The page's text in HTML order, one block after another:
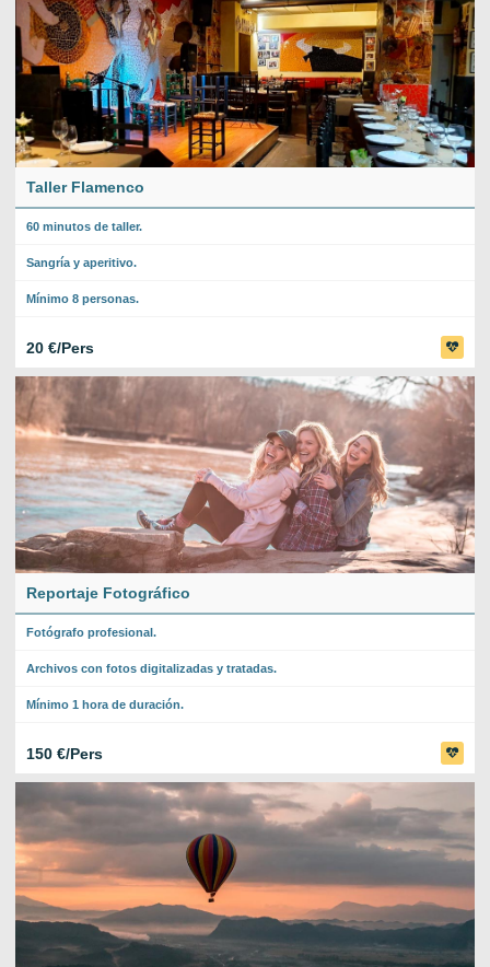
Taller Flamenco
60 minutos de taller.
Sangría y aperitivo.
Mínimo 8 personas.
20 €/Pers
Reportaje Fotográfico
Fotógrafo profesional.
Archivos con fotos digitalizadas y tratadas.
Mínimo 1 hora de duración.
150 €/Pers